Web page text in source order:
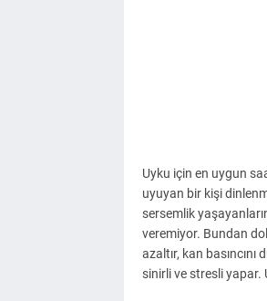
Uyku için en uygun
uyuyan bir kişi
sersemlik
veremiyor. Bundan
azaltır, kan
sinirli ve stresli yapar.